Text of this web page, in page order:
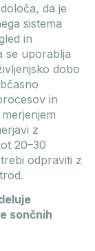
da je
sistema
in
se uporablja
dobo
in
z
20–30
odpraviti z
sončnih